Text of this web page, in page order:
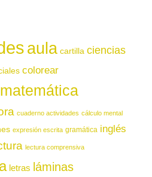
aula cartilla ciencias
colorear
cuaderno actividades cálculo mental
expresión escrita gramática inglés
lectura comprensiva
letras láminas